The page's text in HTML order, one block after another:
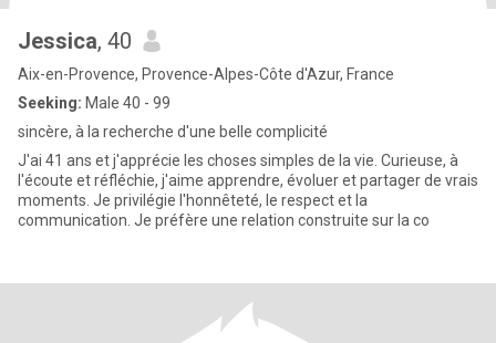
Jessica, 40
Aix-en-Provence, Provence-Alpes-Côte d'Azur, France
Seeking: Male 40 - 99
sincère, à la recherche d'une belle complicité
J'ai 41 ans et j'apprécie les choses simples de la vie. Curieuse, à
l'écoute et réfléchie, j'aime apprendre, évoluer et partager de vrais
moments. Je privilégie l'honnêteté, le respect et la
communication. Je préfère une relation construite sur la co